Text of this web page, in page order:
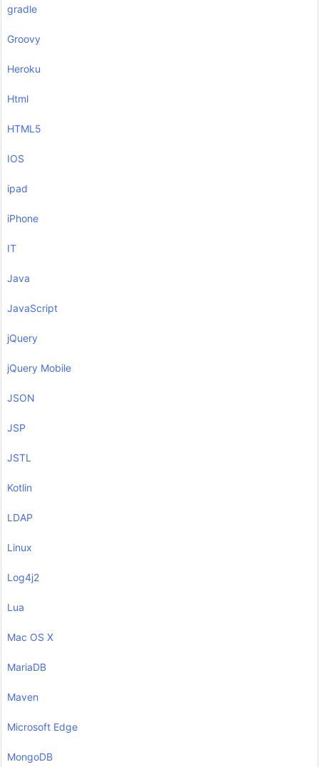
gradle
Groovy
Heroku
Html
HTML5
IOS
ipad
iPhone
IT
Java
JavaScript
jQuery
jQuery Mobile
JSON
JSP
JSTL
Kotlin
LDAP
Linux
Log4j2
Lua
Mac OS X
MariaDB
Maven
Microsoft Edge
MongoDB